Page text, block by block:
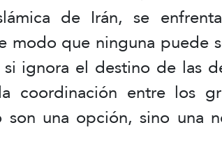
de Irán, se
modo que ninguna puede
ignora el destino de las
coordinación entre los
una opción, sino una